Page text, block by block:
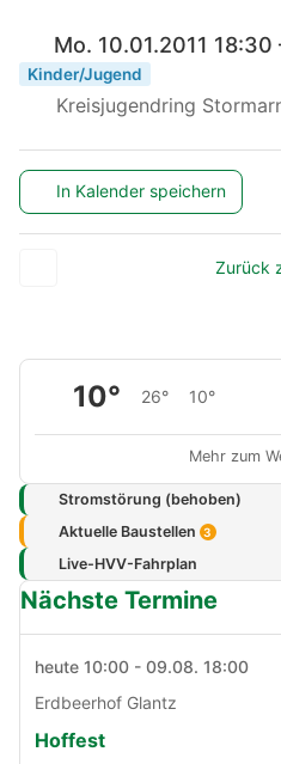
Mo. 10.01.2011
Kinder/Jugend
Kreisjugendring
In Kalender speichern
Zurück
10° 26° 10°
Mehr zum
Stromstörung (behoben)
Aktuelle Baustellen 3
Live-HVV-Fahrplan
Nächste Termine
heute 10:00 - 09.08. 18:00
Erdbeerhof Glantz
Hoffest